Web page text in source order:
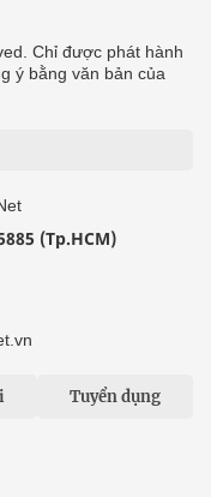
Chỉ được phát hành
ý bằng văn bản của
(Tp.HCM)
Tuyển dụng